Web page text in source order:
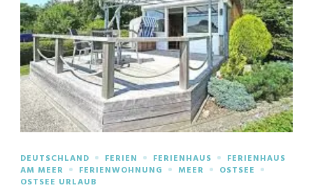
DEUTSCHLAND FERIEN FERIENHAUS
FERIENHAUS
AM MEER
FERIENWOHNUNG MEER
OSTSEE
OSTSEE URLAUB